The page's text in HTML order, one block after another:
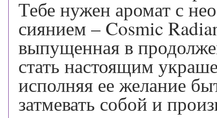
Тебе нужен аромат с
сиянием – Cosmic
выпущенная в
стать настоящим
исполняя ее желание
затмевать собой и